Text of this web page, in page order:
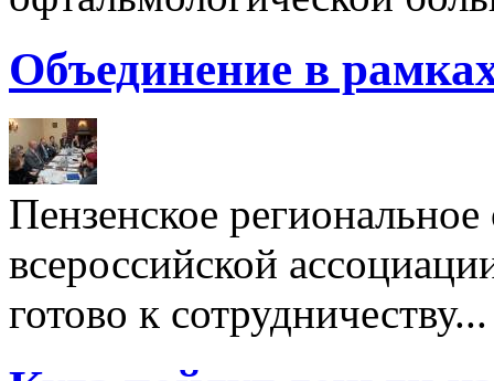
Объединение в
Пензенское
всероссийской
готово к сотрудничеству...